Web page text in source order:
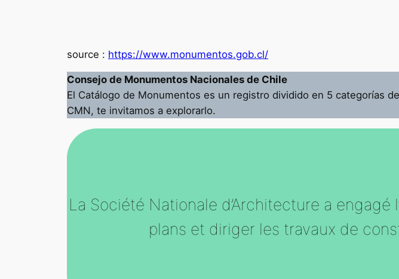
source : https://www.monumentos.gob.cl/
Consejo de Monumentos Nacionales de Chile
El Catálogo de Monumentos es un registro dividido en 5 categorías
CMN, te invitamos a explorarlo.
La Société Nationale d’Architecture a
plans et diriger les travaux de